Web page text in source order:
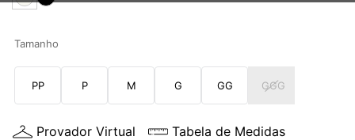
consideraremos isso como sua solicitação específica para
entre outros, a capacidade de comprar um item em nossa
Cookies acesse o link.
Tamanho
PP P M G GG GGG
Provador Virtual Tabela de Medidas